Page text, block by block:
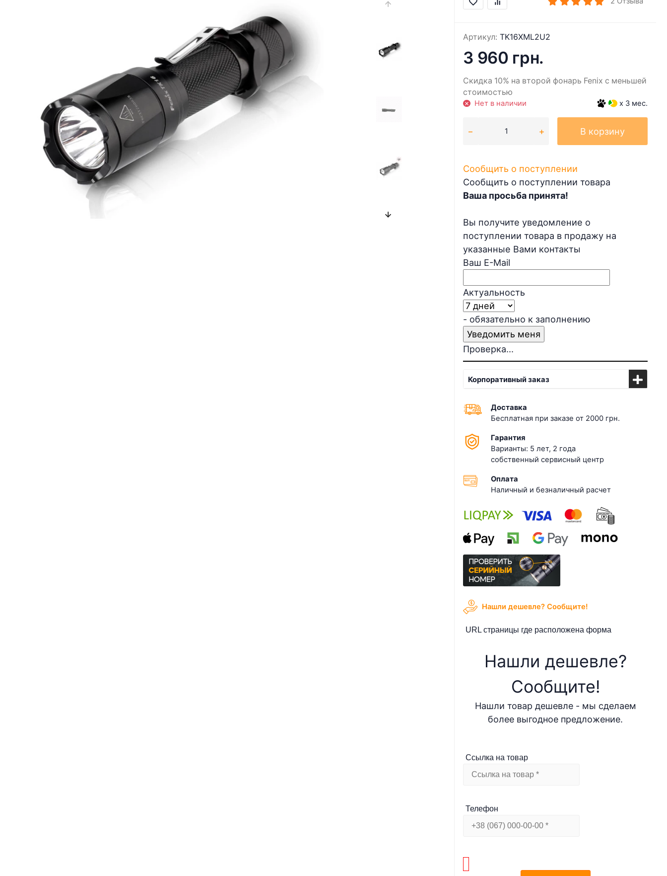
Артикул: TK16XML2U2
3 960 грн.
Скидка 10% на второй фонарь Fenix с меньшей
стоимостью
Нет в наличии x 3 мес.
В корзину
Сообщить о поступлении
Сообщить о поступлении товара
Ваша просьба принята!
Вы получите уведомление о
поступлении товара в продажу на
указанные Вами контакты
Ваш E-Mail
Актуальность
- обязательно к заполнению
Проверка...
Корпоративный заказ
Доставка
Бесплатная при заказе от 2000 грн.
Гарантия
Варианты: 5 лет, 2 года
собственный сервисный центр
Оплата
Наличный и безналичный расчет
Нашли дешевле? Cообщите!
URL страницы где расположена форма
Нашли дешевле?
Cообщите!
Нашли товар дешевле - мы сделаем
более выгодное предложение.
Ссылка на товар
Телефон